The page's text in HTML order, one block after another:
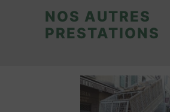
NOS AUTRES
PRESTATIONS